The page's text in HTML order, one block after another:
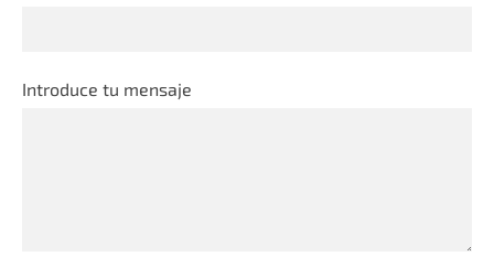
Introduce tu mensaje